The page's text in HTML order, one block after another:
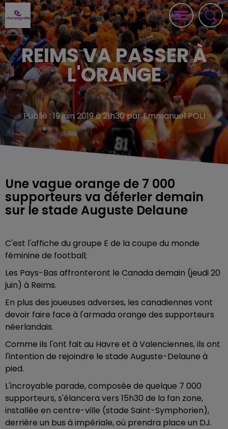
REIMS VA PASSER À
L'ORANGE
Publié : 19 juin 2019 à 21h30 par Emmanuel POLI
Une vague orange de 7 000
supporteurs va déferler demain
sur le stade Auguste Delaune
C'est l'affiche du groupe E de la coupe du monde
féminine de football;
Les Pays-Bas affronteront le Canada demain (jeudi 20
juin) à Reims.
En plus des joueuses adverses, les canadiennes vont
devoir faire face à l'armada orange des supporteurs
néerlandais.
Comme ils l'ont fait au Havre et à Valenciennes, ils ont
l'intention de rejoindre le stade Auguste-Delaune à
pied.
L'incroyable parade, composée de quelque 7 000
supporteurs, s'élancera vers 15h30 de la fan zone,
installée en centre-ville (stade Saint-Symphorien),
derrière un bus à impériale, où prendra place un DJ.